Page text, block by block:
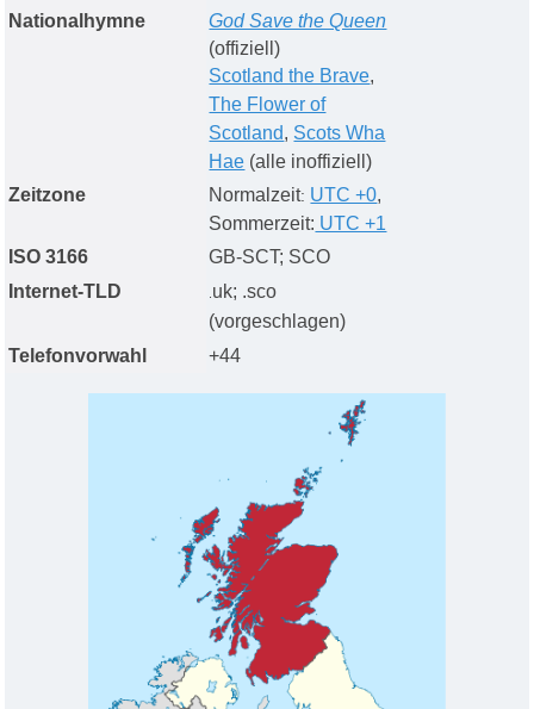
Nationalhymne
God Save the Queen
(offiziell)
Scotland the Brave,
The Flower of
Scotland, Scots Wha
Hae (alle inoffiziell)
Zeitzone
Normalzeit: UTC +0,
Sommerzeit: UTC +1
ISO 3166
GB-SCT; SCO
Internet-TLD
.uk; .sco
(vorgeschlagen)
Telefonvorwahl
+44